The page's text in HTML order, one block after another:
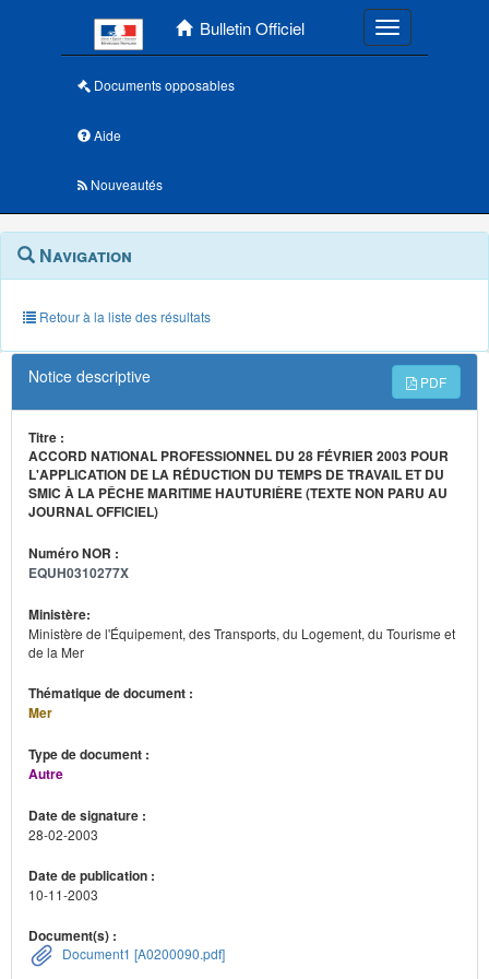
Bulletin Officiel Toggle
Documents opposables
Aide
Nouveautés
Navigation
outils
annexes
Menu
contextuel
Navigation
Retour à la liste des résultats
Notice descriptive PDF
Titre :
ACCORD NATIONAL PROFESSIONNEL DU 28 FÉVRIER 2003 POUR
L'APPLICATION DE LA RÉDUCTION DU TEMPS DE TRAVAIL ET DU
SMIC À LA PÊCHE MARITIME HAUTURIÈRE (TEXTE NON PARU AU
JOURNAL OFFICIEL)
Numéro NOR :
EQUH0310277X
Ministère:
Ministère de l'Équipement, des Transports, du Logement, du Tourisme et
de la Mer
Thématique de document :
Mer
Type de document :
Autre
Date de signature :
28-02-2003
Date de publication :
10-11-2003
Document(s) :
Document1 [A0200090.pdf]